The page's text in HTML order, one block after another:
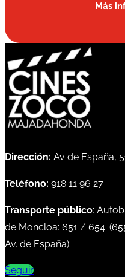
Más
Dirección: Av de España,
Teléfono: 918 11 96 27
Transporte público:
de Moncloa: 651 / 654. (
Av. de España)
Seguir